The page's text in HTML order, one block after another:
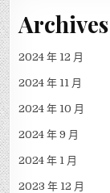
Archives
2024 年 12 月
2024 年 11 月
2024 年 10 月
2024 年 9 月
2024 年 1 月
2023 年 12 月